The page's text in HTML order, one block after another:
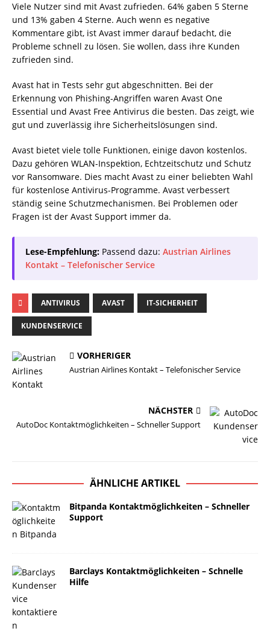
Viele Nutzer sind mit Avast zufrieden. 64% gaben 5 Sterne
und 13% gaben 4 Sterne. Auch wenn es negative
Kommentare gibt, ist Avast immer darauf bedacht, die
Probleme schnell zu lösen. Sie wollen, dass ihre Kunden
zufrieden sind.
Avast hat in Tests sehr gut abgeschnitten. Bei der
Erkennung von Phishing-Angriffen waren Avast One
Essential und Avast Free Antivirus die besten. Das zeigt, wie
gut und zuverlässig ihre Sicherheitslösungen sind.
Avast bietet viele tolle Funktionen, einige davon kostenlos.
Dazu gehören WLAN-Inspektion, Echtzeitschutz und Schutz
vor Ransomware. Dies macht Avast zu einer beliebten Wahl
für kostenlose Antivirus-Programme. Avast verbessert
ständig seine Schutzmechanismen. Bei Problemen oder
Fragen ist der Avast Support immer da.
Lese-Empfehlung: Passend dazu: Austrian Airlines
Kontakt – Telefonischer Service
ANTIVIRUS AVAST IT-SICHERHEIT
KUNDENSERVICE
VORHERIGER
Austrian Airlines Kontakt – Telefonischer Service
NÄCHSTER
AutoDoc Kontaktmöglichkeiten – Schneller Support
ÄHNLICHE ARTIKEL
Bitpanda Kontaktmöglichkeiten – Schneller
Support
Barclays Kontaktmöglichkeiten – Schnelle
Hilfe